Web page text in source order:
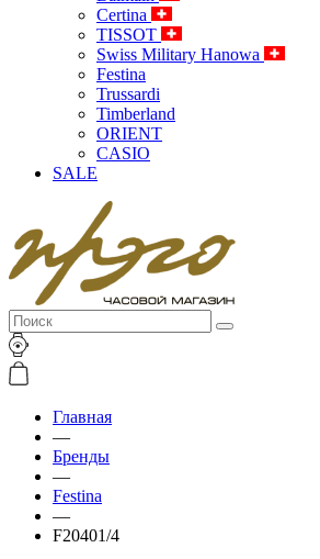
Certina
TISSOT
Swiss Military Hanowa
Festina
Trussardi
Timberland
ORIENT
CASIO
SALE
Главная
—
Бренды
—
Festina
—
F20401/4